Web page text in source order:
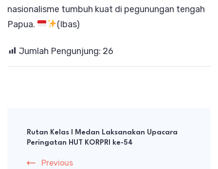
nasionalisme tumbuh kuat di pegunungan tengah
Papua.
(Ibas)
Jumlah Pengunjung: 26
Navigation
Rutan Kelas I Medan Laksanakan Upacara
Peringatan HUT KORPRI ke-54
Previous